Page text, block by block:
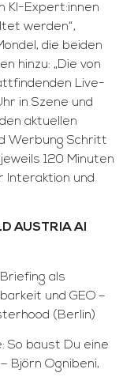
KI-Expert:innen
werden“,
die beiden
hinzu: „Die von
Live-
in Szene und
aktuellen
Werbung Schritt
120 Minuten
Interaktion und
AUSTRIA AI
als
und GEO –
(Berlin)
So baust Du eine
Björn Ognibeni,